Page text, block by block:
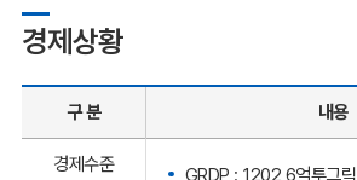
경제상황
구 분 내용
경제수준
GRDP : 1202,6억투그릭